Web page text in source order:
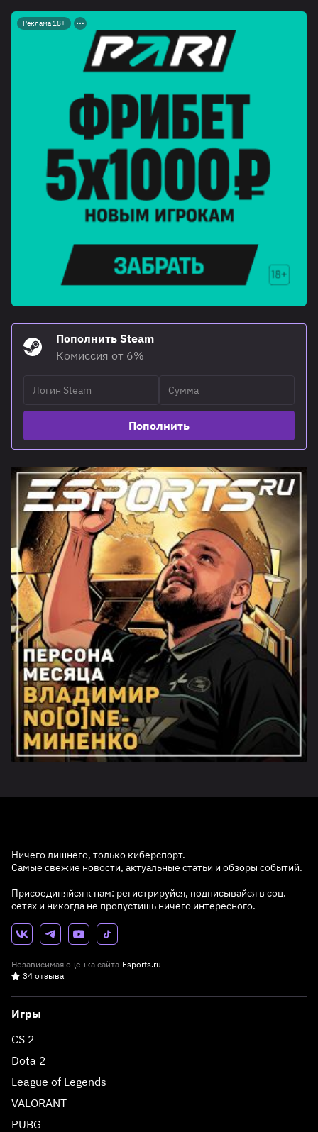
Реклама 18+
Пополнить Steam
Комиссия от 6%
Пополнить
Ничего лишнего, только киберспорт.
Самые свежие новости, актуальные статьи и обзоры событий.
Присоединяйся к нам: регистрируйся, подписывайся в соц.
сетях и никогда не пропустишь ничего интересного.
Независимая оценка сайта Esports.ru
34 отзыва
Игры
CS 2
Dota 2
League of Legends
VALORANT
PUBG